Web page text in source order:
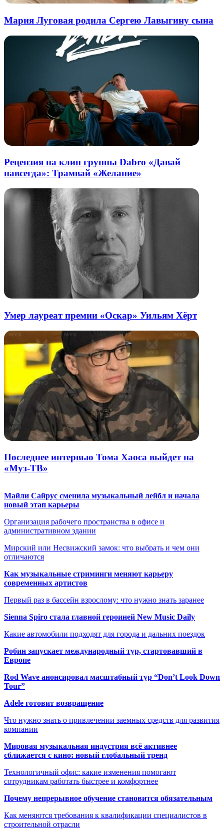
Мария Луговая родила Сергею Лавыгину сына
Рецензия на клип группы Dabro «Давай
навсегда»: Трамвай «Желание»
Умер лауреат премии «Оскар» Уильям Хёрт
Последнее интервью Тома Хаоса выйдет на
«Муз-ТВ»
Майли Сайрус сменила музыкальный лейбл и начала
новый этап карьеры
Организация рабочего пространства в офисе и
административном здании
Мирский или Несвижский замок: что выбрать и чем они
отличаются
Как музыкальные стриминги меняют карьеру
современных артистов
Первый раз в бассейн взрослому: что нужно знать заранее
Sienna Spiro стала главной героиней New Music Daily
Какие автомобили подходят для города и дальних поездок
Робин запускает международный тур, стартовавший в
Европе
Rod Wave анонсировал масштабный тур “Don’t Look Down
Tour”
Adele готовит возвращение
Что нужно знать о привлечении заемных средств для развития
компании
Мировая музыкальная индустрия всё активнее
сближается с кино: новый глобальный тренд
Технологичный офис: какие изменения помогают
сотрудникам работать быстрее и комфортнее
Почему непрерывное обучение становится обязательным
Как меняются требования к квалификации специалистов в
строительной отрасли